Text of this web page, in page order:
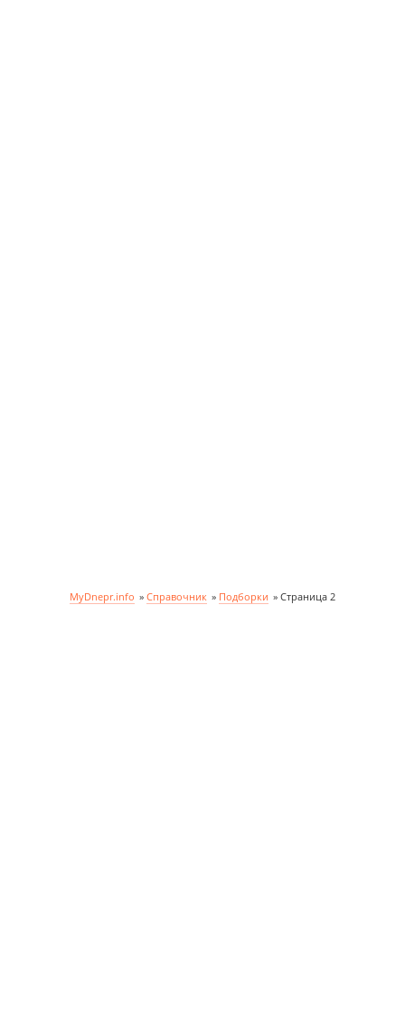
MyDnepr.info » Справочник » Подборки » Страница 2